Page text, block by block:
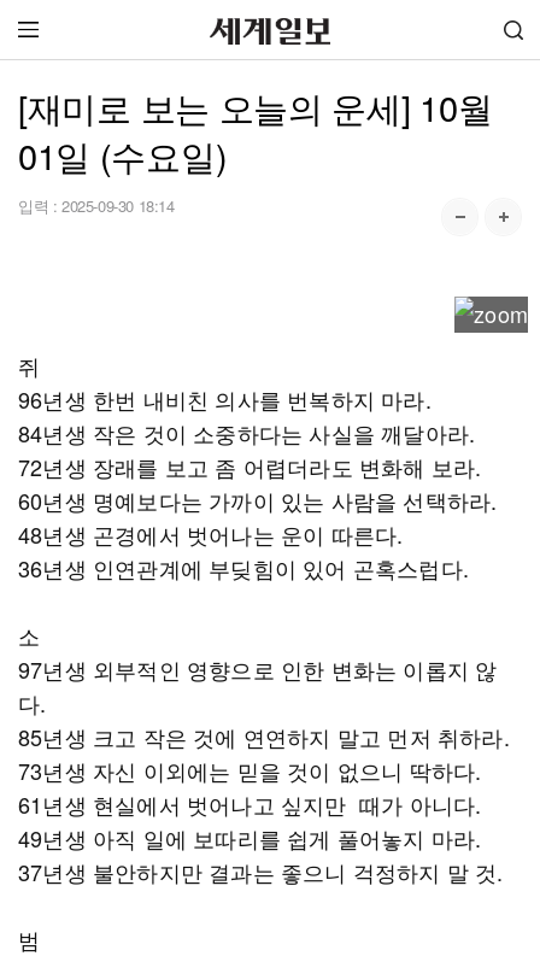
[재미로 보는 오늘의 운세] 10월
01일 (수요일)
입력 : 2025-09-30 18:14
쥐
96년생 한번 내비친 의사를 번복하지 마라.
84년생 작은 것이 소중하다는 사실을 깨달아라.
72년생 장래를 보고 좀 어렵더라도 변화해 보라.
60년생 명예보다는 가까이 있는 사람을 선택하라.
48년생 곤경에서 벗어나는 운이 따른다.
36년생 인연관계에 부딪힘이 있어 곤혹스럽다.
소
97년생 외부적인 영향으로 인한 변화는 이롭지 않
다.
85년생 크고 작은 것에 연연하지 말고 먼저 취하라.
73년생 자신 이외에는 믿을 것이 없으니 딱하다.
61년생 현실에서 벗어나고 싶지만 때가 아니다.
49년생 아직 일에 보따리를 쉽게 풀어놓지 마라.
37년생 불안하지만 결과는 좋으니 걱정하지 말 것.
범